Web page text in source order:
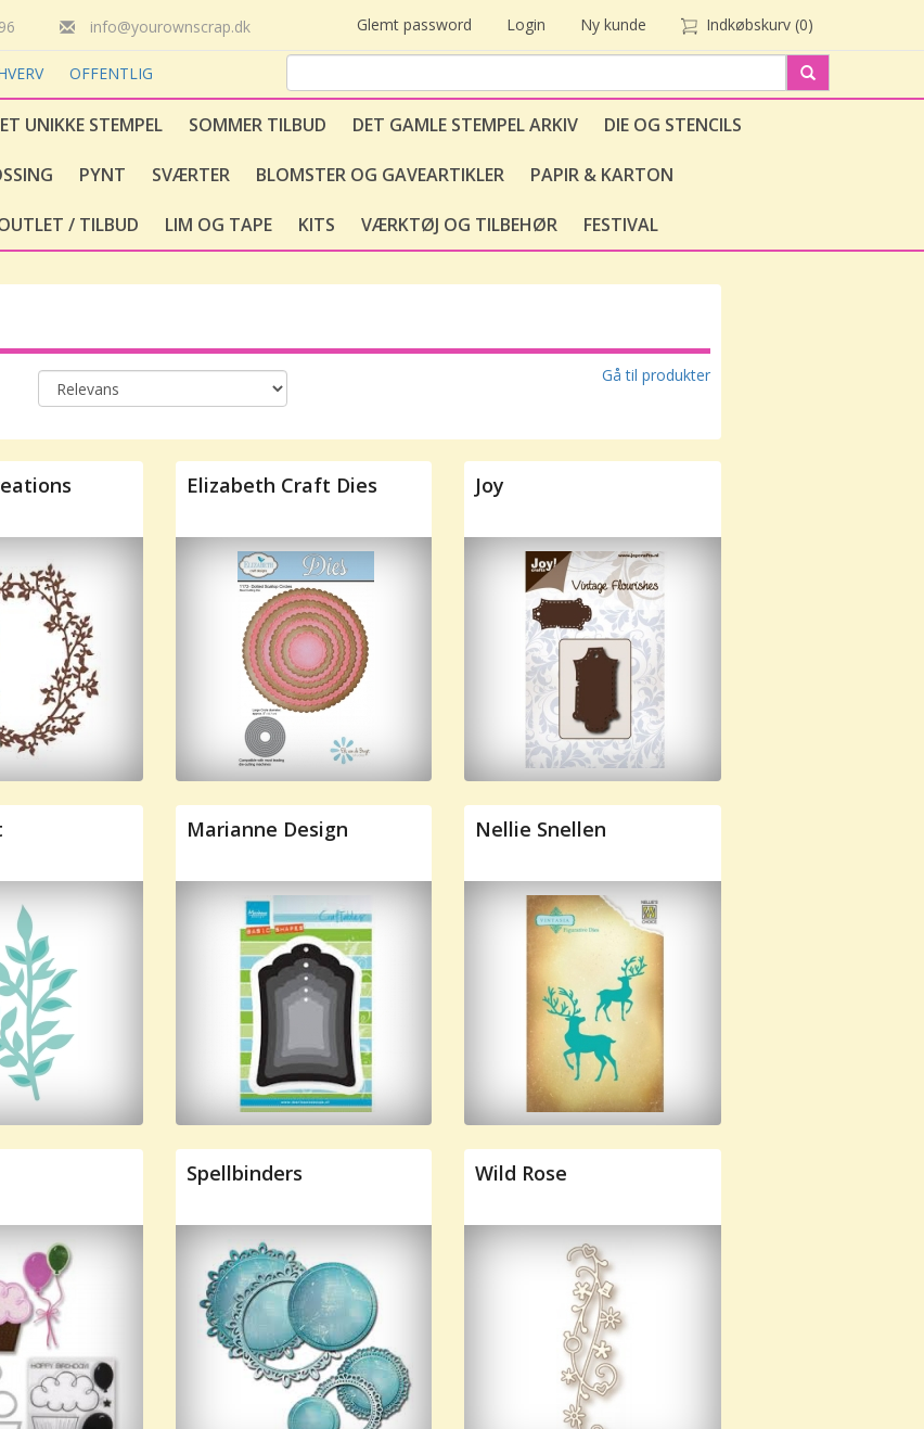
info@yourownscrap.dk Glemt password Login Ny kunde Indkøbskurv (0)
OFFENTLIG
UNIKKE STEMPEL SOMMER TILBUD DET GAMLE STEMPEL ARKIV DIE OG STENCILS
PYNT SVÆRTER BLOMSTER OG GAVEARTIKLER PAPIR & KARTON
/ TILBUD LIM OG TAPE KITS VÆRKTØJ OG TILBEHØR FESTIVAL
Gå til produkter
Elizabeth Craft Dies Joy
Marianne Design Nellie Snellen
Spellbinders Wild Rose